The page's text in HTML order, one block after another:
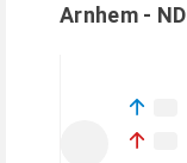
Arnhem- ND